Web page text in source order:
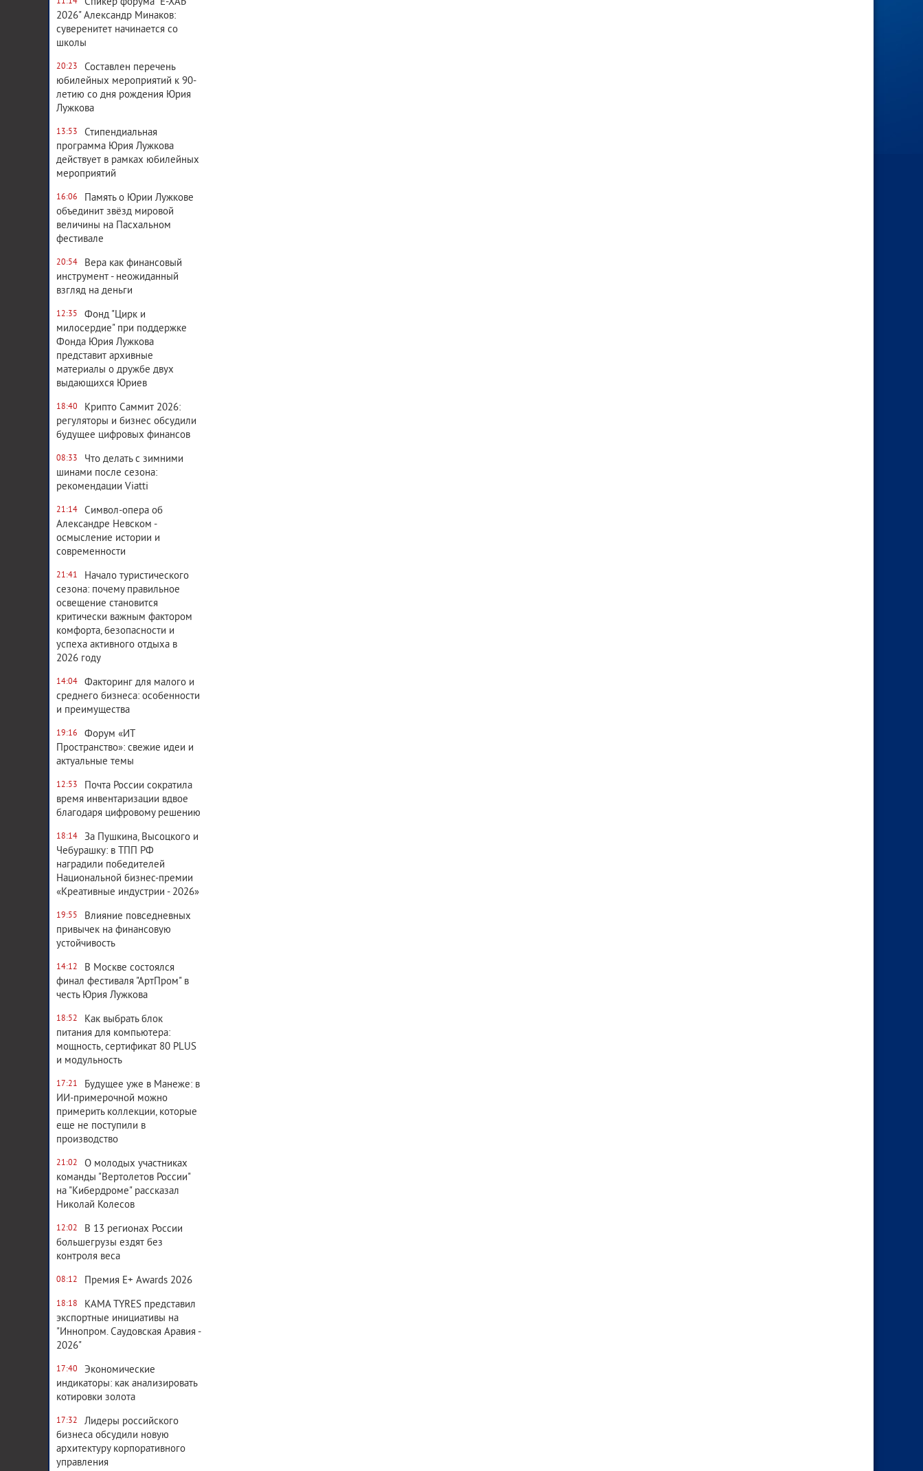
2026" Александр Минаков:
суверенитет начинается со
школы
20:23
Составлен перечень
юбилейных мероприятий к 90-
летию со дня рождения Юрия
Лужкова
13:53
Стипендиальная
программа Юрия Лужкова
действует в рамках юбилейных
мероприятий
16:06
Память о Юрии Лужкове
объединит звёзд мировой
величины на Пасхальном
фестивале
20:54
Вера как финансовый
инструмент - неожиданный
взгляд на деньги
12:35
Фонд "Цирк и
милосердие" при поддержке
Фонда Юрия Лужкова
представит архивные
материалы о дружбе двух
выдающихся Юриев
18:40
Крипто Саммит 2026:
регуляторы и бизнес обсудили
будущее цифровых финансов
08:33
Что делать с зимними
шинами после сезона:
рекомендации Viatti
21:14
Символ-опера об
Александре Невском -
осмысление истории и
современности
21:41
Начало туристического
сезона: почему правильное
освещение становится
критически важным фактором
комфорта, безопасности и
успеха активного отдыха в
2026 году
14:04
Факторинг для малого и
среднего бизнеса: особенности
и преимущества
19:16
Форум «ИТ
Пространство»: свежие идеи и
актуальные темы
12:53
Почта России сократила
время инвентаризации вдвое
благодаря цифровому решению
18:14
За Пушкина, Высоцкого и
Чебурашку: в ТПП РФ
наградили победителей
Национальной бизнес-премии
«Креативные индустрии - 2026»
19:55
Влияние повседневных
привычек на финансовую
устойчивость
14:12
В Москве состоялся
финал фестиваля "АртПром" в
честь Юрия Лужкова
18:52
Как выбрать блок
питания для компьютера:
мощность, сертификат 80 PLUS
и модульность
17:21
Будущее уже в Манеже: в
ИИ-примерочной можно
примерить коллекции, которые
еще не поступили в
производство
21:02
О молодых участниках
команды "Вертолетов России"
на "Кибердроме" рассказал
Николай Колесов
12:02
В 13 регионах России
большегрузы ездят без
контроля веса
08:12 Премия E+ Awards 2026
18:18
KAMA TYRES представил
экспортные инициативы на
"Иннопром. Саудовская Аравия -
2026"
17:40
Экономические
индикаторы: как анализировать
котировки золота
17:32
Лидеры российского
бизнеса обсудили новую
архитектуру корпоративного
управления